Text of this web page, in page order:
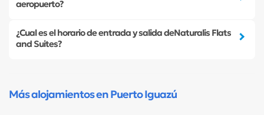
aeropuerto?
¿Cual es el horario de entrada y salida deNaturalis Flats
and Suites?
Más alojamientos en Puerto Iguazú